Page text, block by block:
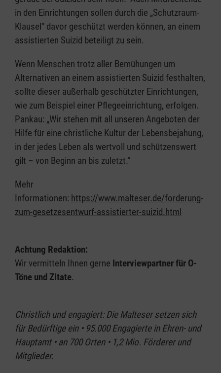
in den Einrichtungen sollen durch die „Schutzraum-
Klausel“ davor geschützt werden können, an einem
assistierten Suizid beteiligt zu sein.
Wenn Menschen trotz aller Bemühungen um
Alternativen an einem assistierten Suizid festhalten,
sollte dieser außerhalb geschützter Einrichtungen,
wie zum Beispiel einer Pflegeeinrichtung, erfolgen.
Pankau: „Wir stehen mit all unseren Angeboten der
Hilfe für eine christliche Kultur der Lebensbejahung,
in der jedes Leben als wertvoll und schützenswert
gilt – von Beginn an bis zuletzt.“
Mehr
Informationen: https://www.malteser.de/forderung-
zum-gesetzesentwurf-assistierter-suizid.html
Achtung Redaktion:
Wir vermitteln Ihnen gerne Interviewpartner für O-
Töne und Zitate.
Christlich und engagiert: Die Malteser setzen sich
für Bedürftige ein • 95.000 Engagierte in Ehren- und
Hauptamt • an 700 Orten • 1,2 Mio. Förderer und
Mitglieder.